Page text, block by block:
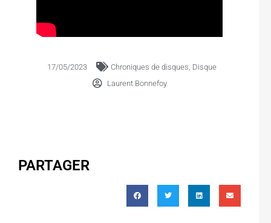
17/05/2023 Chroniques de disques Disque
Laurent Bonnefoy
PARTAGER